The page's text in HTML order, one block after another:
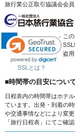
旅行業公正取引協議会会員
SSLとは？
こ
盗用
■時間帯の目安につい
日程表内の時間帯はホテ
ています。出発・到着の
や交通事情などにより変
「旅行日程表」にてご確認